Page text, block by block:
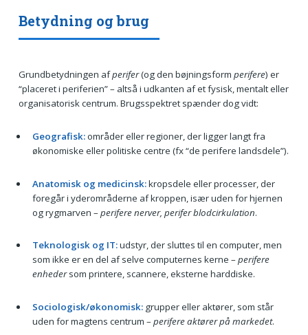
Betydning og brug
Grundbetydningen afperifer(og den bøjningsform perifere) er
“placeret i periferien” – altså i udkanten af et fysisk, mentalt eller
organisatorisk centrum. Brugsspektret spænder dog vidt:
Geografisk:områder eller regioner, der ligger langt fra
økonomiske eller politiske centre (fx “de perifere landsdele”).
Anatomisk og medicinsk:kropsdele eller processer, der
foregår i yderområderne af kroppen, især uden for hjernen
og rygmarven –perifere nerver, perifer blodcirkulation.
Teknologisk og IT:udstyr, der sluttes til en computer, men
som ikke er en del af selve computernes kerne –perifere
enhedersom printere, scannere, eksterne harddiske.
Sociologisk/økonomisk:grupper eller aktører, som står
uden for magtens centrum –perifere aktører på markedet.